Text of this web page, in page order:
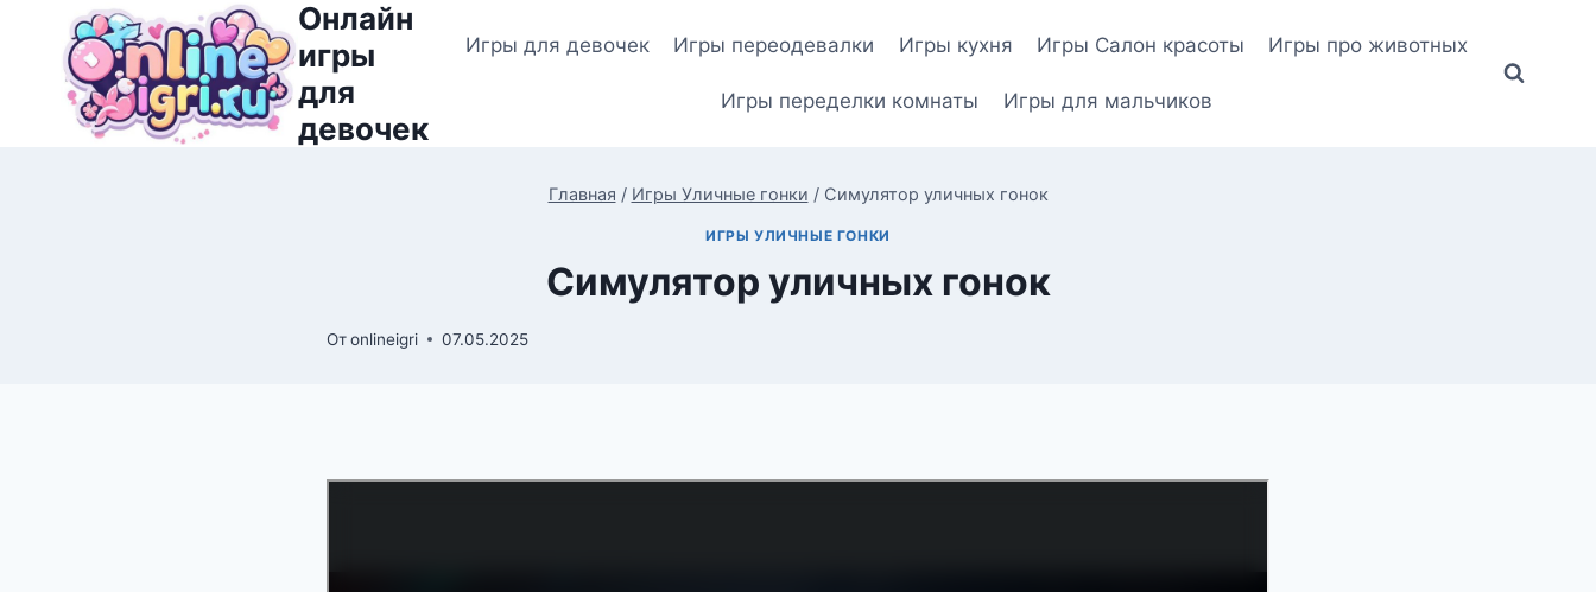
Перейти
содержимому
Онлайн
игры
для
девочек
Игры для девочек Игры переодевалки Игры кухня Игры Салон красоты Игры про животных
Игры переделки комнаты Игры для мальчиков
Главная / Игры Уличные гонки / Симулятор уличных гонок
ИГРЫ УЛИЧНЫЕ ГОНКИ
Симулятор уличных гонок
Отonlineigri 07.05.2025